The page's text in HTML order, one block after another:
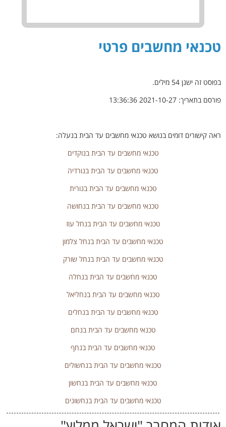
טכנאי מחשבים פרטי
בפוסט זה ישנן 54 מילים.
פורסם בתאריך: 2021-10-27 13:36:36
ראה קישורים דומים בנושא טכנאי מחשבים עד הבית בנעלה:
טכנאי מחשבים עד הבית בנוקדים
טכנאי מחשבים עד הבית בנורדיה
טכנאי מחשבים עד הבית בנורית
טכנאי מחשבים עד הבית בנחושה
טכנאי מחשבים עד הבית בנחל עוז
טכנאי מחשבים עד הבית בנחל צלמון
טכנאי מחשבים עד הבית בנחל שורק
טכנאי מחשבים עד הבית בנחלה
טכנאי מחשבים עד הבית בנחליאל
טכנאי מחשבים עד הבית בנחלים
טכנאי מחשבים עד הבית בנחם
טכנאי מחשבים עד הבית בנחף
טכנאי מחשבים עד הבית בנחשולים
טכנאי מחשבים עד הבית בנחשון
טכנאי מחשבים עד הבית בנחשונים